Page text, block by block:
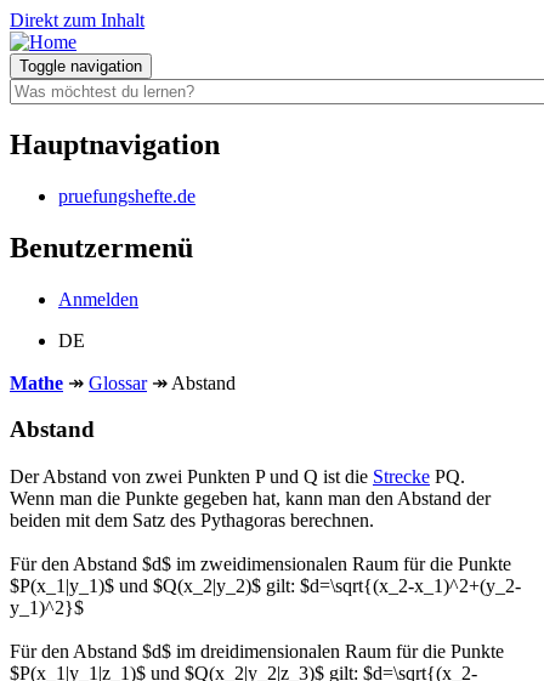
Direkt zum Inhalt
Toggle navigation
Hauptnavigation
pruefungshefte.de
Benutzermenü
Anmelden
DE
Mathe ↠ Glossar ↠ Abstand
Abstand
Der Abstand von zwei Punkten P und Q ist die Strecke PQ.
Wenn man die Punkte gegeben hat, kann man den Abstand der
beiden mit dem Satz des Pythagoras berechnen.
Für den Abstand $d$ im zweidimensionalen Raum für die Punkte
$P(x_1|y_1)$ und $Q(x_2|y_2)$ gilt: $d=\sqrt{(x_2-x_1)^2+(y_2-
y_1)^2}$
Für den Abstand $d$ im dreidimensionalen Raum für die Punkte
$P(x_1|y_1|z_1)$ und $Q(x_2|y_2|z_3)$ gilt: $d=\sqrt{(x_2-